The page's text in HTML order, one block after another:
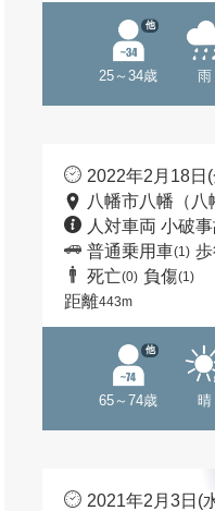
25～34歳
他
雨
2022年2月18日
八幡市八幡（八
人対車両 小破
普通乗用車(1)
死亡(0) 負傷(1)
距離443m
65～74歳
他
晴
2021年2月3日(